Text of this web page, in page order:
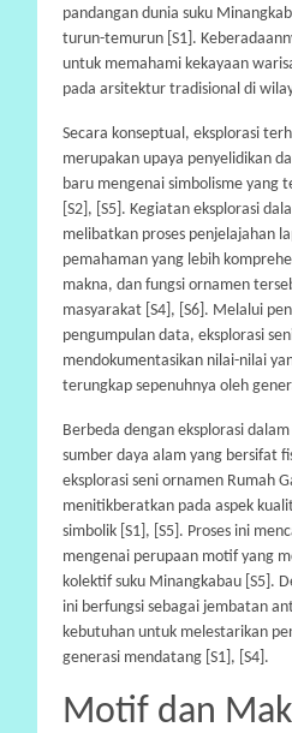
pandangan dunia suku
turun-temurun [S1].
untuk memahami kekayaan
pada arsitektur tradisional di
Secara konseptual, eksplorasi
merupakan upaya penyelidikan
baru mengenai simbolisme yang
[S2], [S5]. Kegiatan eksplorasi
melibatkan proses penjelajahan
pemahaman yang lebih
makna, dan fungsi ornamen
masyarakat [S4], [S6]. Melalui
pengumpulan data, eksplorasi
mendokumentasikan nilai-nilai
terungkap sepenuhnya oleh
Berbeda dengan eksplorasi
sumber daya alam yang bersifat
eksplorasi seni ornamen Rumah
menitikberatkan pada aspek
simbolik [S1], [S5]. Proses ini
mengenai perupaan motif yang
kolektif suku Minangkabau [S5].
ini berfungsi sebagai jembatan
kebutuhan untuk melestarikan
generasi mendatang [S1], [S4].
Motif dan